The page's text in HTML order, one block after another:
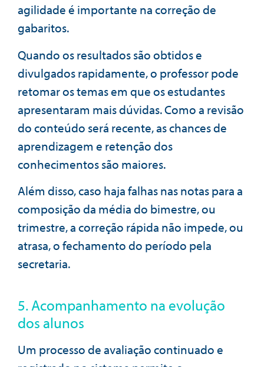
agilidade é importante na correção de
gabaritos.
Quando os resultados são obtidos e
divulgados rapidamente, o professor pode
retomar os temas em que os estudantes
apresentaram mais dúvidas. Como a revisão
do conteúdo será recente, as chances de
aprendizagem e retenção dos
conhecimentos são maiores.
Além disso, caso haja falhas nas notas para a
composição da média do bimestre, ou
trimestre, a correção rápida não impede, ou
atrasa, o fechamento do período pela
secretaria.
5. Acompanhamento na evolução
dos alunos
Um processo de avaliação continuado e